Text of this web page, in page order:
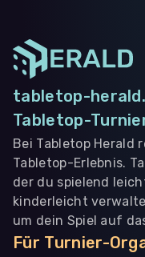
tabletop-
Tabletop-
Bei Tabletop Herald
Tabletop-Erlebnis.
der du spielend
kinderleicht
um dein Spiel auf
Für Turnier-